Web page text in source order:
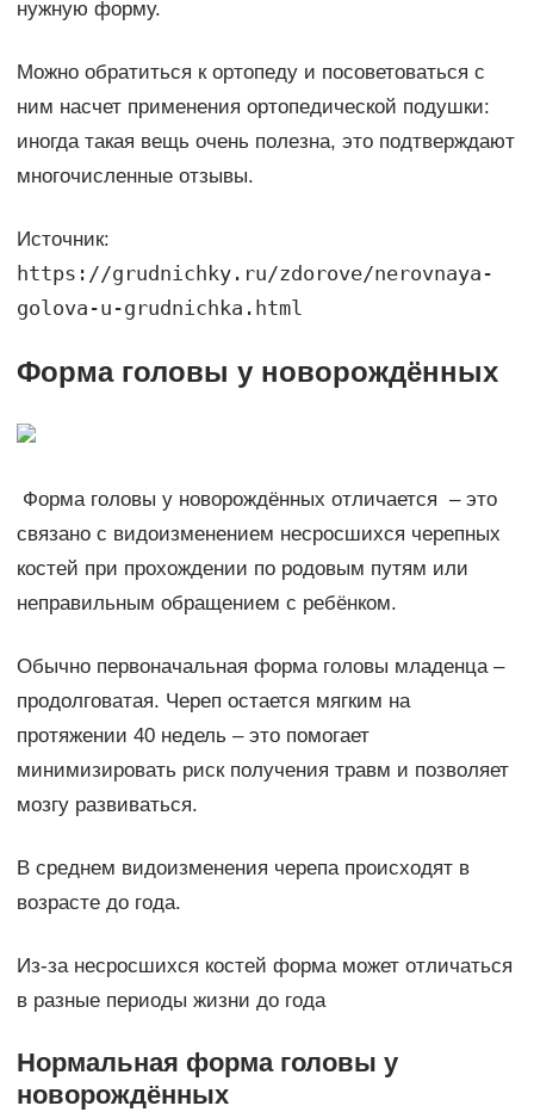
нужную форму.
Можно обратиться к ортопеду и посоветоваться с
ним насчет применения ортопедической подушки:
иногда такая вещь очень полезна, это подтверждают
многочисленные отзывы.
Источник:
https://grudnichky.ru/zdorove/nerovnaya-
golova-u-grudnichka.html
Форма головы у новорождённых
Форма головы у новорождённых отличается – это
связано с видоизменением несросшихся черепных
костей при прохождении по родовым путям или
неправильным обращением с ребёнком.
Обычно первоначальная форма головы младенца –
продолговатая. Череп остается мягким на
протяжении 40 недель – это помогает
минимизировать риск получения травм и позволяет
мозгу развиваться.
В среднем видоизменения черепа происходят в
возрасте до года.
Из-за несросшихся костей форма может отличаться
в разные периоды жизни до года
Нормальная форма головы у
новорождённых